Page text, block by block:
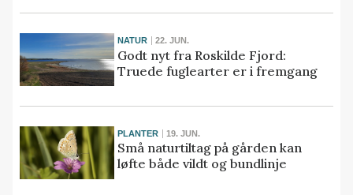
NATUR 22. JUN.
Godt nyt fra Roskilde Fjord:
Truede fuglearter er i fremgang
PLANTER 19. JUN.
Små naturtiltag på gården kan
løfte både vildt og bundlinje